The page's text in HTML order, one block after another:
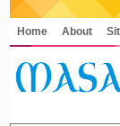
Home About